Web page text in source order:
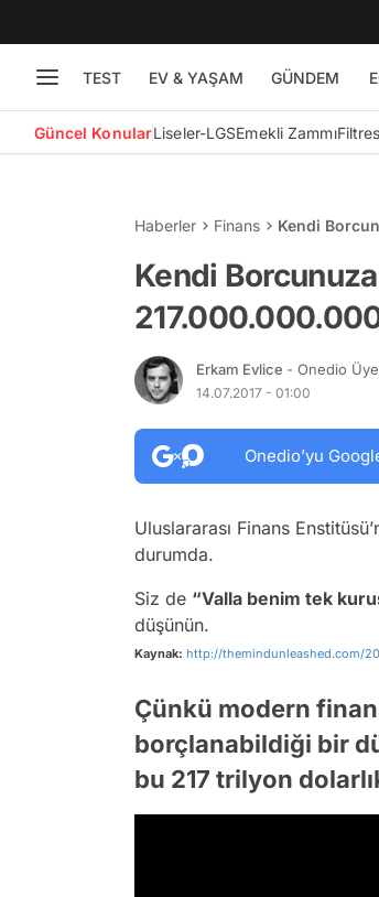
TEST EV & YAŞAM GÜNDEM
Güncel KonularLiseler-LGSEmekli Zammı
Haberler Finans
Kendi
Kendi
Erkam Evlice - Onedio
14.07.2017 - 01:00
Onedio’yu
Uluslararası Finans
durumda.
Siz de “Valla benim tek
düşünün.
Kaynak: http://themindunleashed.com/
Çünkü modern
borçlanabildiği bir
bu 217 trilyon